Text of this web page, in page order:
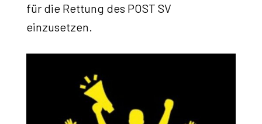
für die Rettung des POST SV
einzusetzen.